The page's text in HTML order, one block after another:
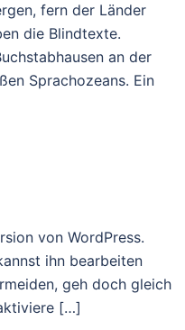
fern der Länder
die Blindtexte.
an der
Sprachozeans. Ein
von WordPress.
ihn bearbeiten
geh doch gleich
[…]